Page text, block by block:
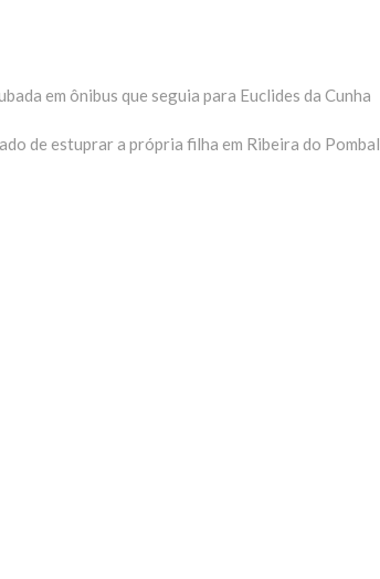
em ônibus que seguia para Euclides da Cunha
de estuprar a própria filha em Ribeira do Pombal